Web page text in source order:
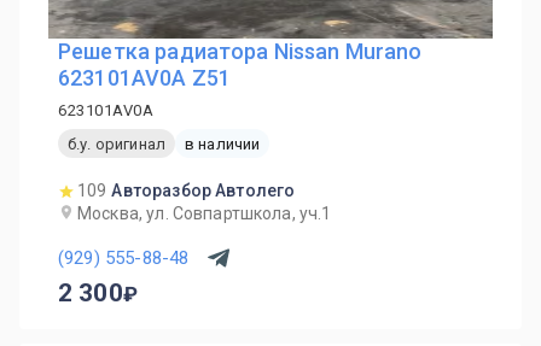
Решетка радиатора Nissan Murano
623101AV0A Z51
623101AV0A
б.у. оригинал
в наличии
109 Авторазбор Автолего
Москва, ул. Совпартшкола, уч.1
(929) 555-88-48
2 300